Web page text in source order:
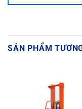
SẢN PHẨM